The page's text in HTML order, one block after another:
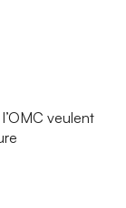
veulent